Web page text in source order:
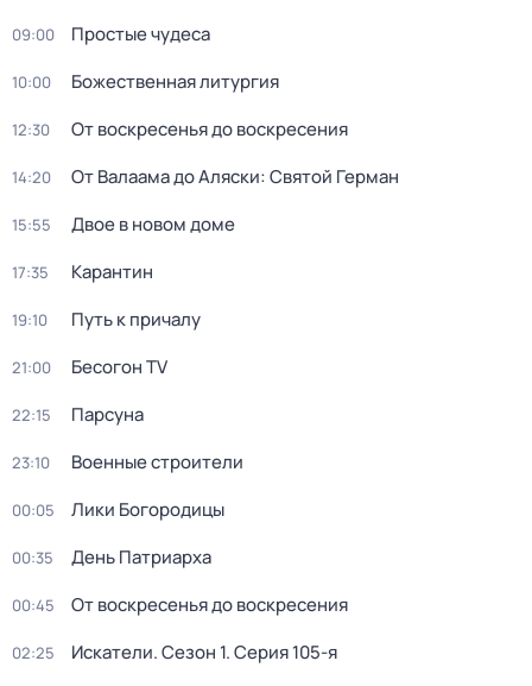
09:00 Простые чудеса
10:00 Божественная литургия
12:30 От воскресенья до воскресения
14:20 От Валаама до Аляски: Святой Герман
15:55 Двое в новом доме
17:35 Карантин
19:10 Путь к причалу
21:00 Бесогон TV
22:15 Парсуна
23:10 Военные строители
00:05 Лики Богoрoдицы
00:35 День Патриарха
00:45 От воскресенья до воскресения
02:25 Искатели. Сезон 1. Серия 105-я